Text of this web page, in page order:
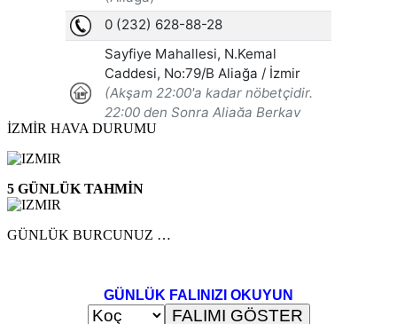
İZMİR HAVA DURUMU
5 GÜNLÜK TAHMİN
GÜNLÜK BURCUNUZ …
GÜNLÜK FALINIZI OKUYUN